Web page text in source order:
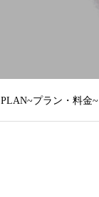
PLAN~プラン・料金~